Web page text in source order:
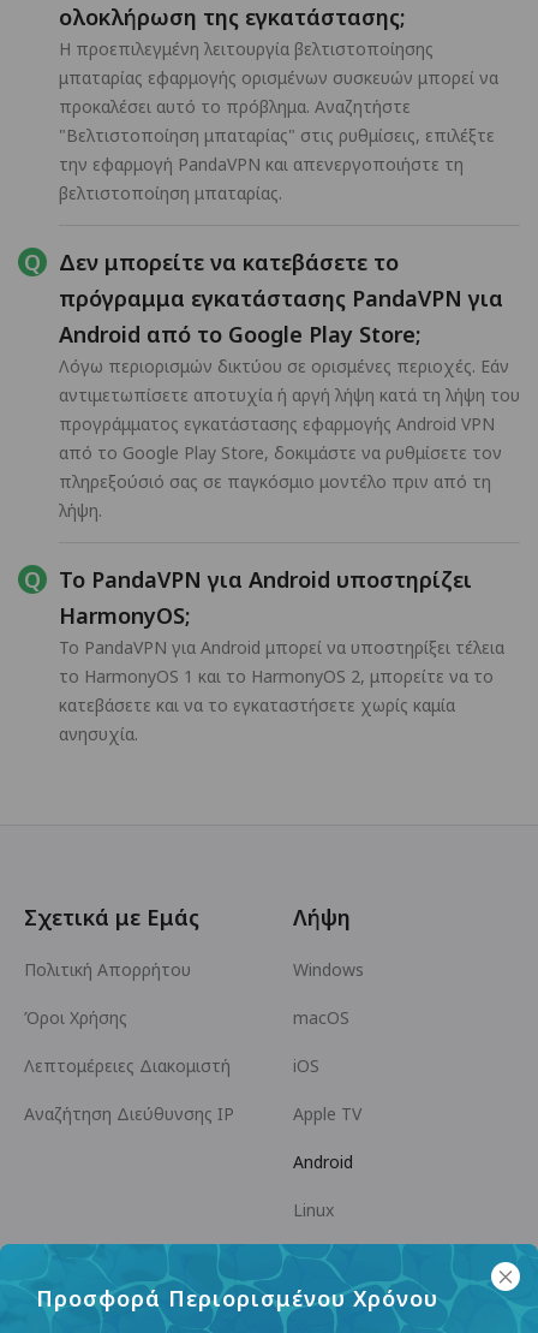
ολοκλήρωση της εγκατάστασης;
Η προεπιλεγμένη λειτουργία βελτιστοποίησης
μπαταρίας εφαρμογής ορισμένων συσκευών μπορεί να
προκαλέσει αυτό το πρόβλημα. Αναζητήστε
"Βελτιστοποίηση μπαταρίας" στις ρυθμίσεις, επιλέξτε
την εφαρμογή PandaVPN και απενεργοποιήστε τη
βελτιστοποίηση μπαταρίας.
Δεν μπορείτε να κατεβάσετε το
πρόγραμμα εγκατάστασης PandaVPN για
Android από το Google Play Store;
Λόγω περιορισμών δικτύου σε ορισμένες περιοχές. Εάν
αντιμετωπίσετε αποτυχία ή αργή λήψη κατά τη λήψη του
προγράμματος εγκατάστασης εφαρμογής Android VPN
από το Google Play Store, δοκιμάστε να ρυθμίσετε τον
πληρεξούσιό σας σε παγκόσμιο μοντέλο πριν από τη
λήψη.
Το PandaVPN για Android υποστηρίζει
HarmonyOS;
Το PandaVPN για Android μπορεί να υποστηρίξει τέλεια
το HarmonyOS 1 και το HarmonyOS 2, μπορείτε να το
κατεβάσετε και να το εγκαταστήσετε χωρίς καμία
ανησυχία.
Προσφορά Περιορισμένου Χρόνου
Σχετικά με Εμάς
Πολιτική Απορρήτου
Όροι Χρήσης
Λεπτομέρειες Διακομιστή
Αναζήτηση Διεύθυνσης IP
Λήψη
Windows
macOS
iOS
Apple TV
Android
Linux
Android TV
Κέντρο Βοήθειας Συνεργασία